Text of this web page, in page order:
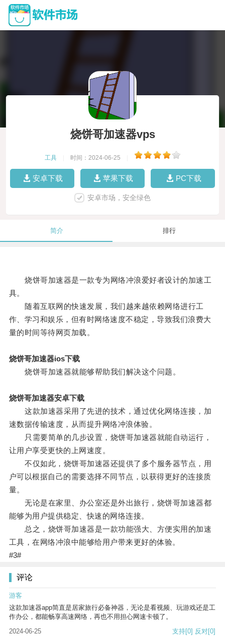
烧饼哥加速器vps
工具 时间：2024-06-25
安卓下载 苹果下载 PC下载
安卓市场，安全绿色
简介 排行
烧饼哥加速器是一款专为网络冲浪爱好者设计的加速工
具。
随着互联网的快速发展，我们越来越依赖网络进行工
作、学习和娱乐，但有时网络速度不稳定，导致我们浪费大
量的时间等待网页加载。
烧饼哥加速器ios下载
烧饼哥加速器就能够帮助我们解决这个问题。
烧饼哥加速器安卓下载
这款加速器采用了先进的技术，通过优化网络连接，加
速数据传输速度，从而提升网络冲浪体验。
只需要简单的几步设置，烧饼哥加速器就能自动运行，
让用户享受更快的上网速度。
不仅如此，烧饼哥加速器还提供了多个服务器节点，用
户可以根据自己的需要选择不同节点，以获得更好的连接质
量。
无论是在家里、办公室还是外出旅行，烧饼哥加速器都
能够为用户提供稳定、快速的网络连接。
总之，烧饼哥加速器是一款功能强大、方便实用的加速
工具，在网络冲浪中能够给用户带来更好的体验。
#3#
评论
游客
这款加速器app简直是居家旅行必备神器，无论是看视频、玩游戏还是工
作办公，都能畅享高速网络，再也不用担心网速卡顿了。
2024-06-25
支持[0] 反对[0]